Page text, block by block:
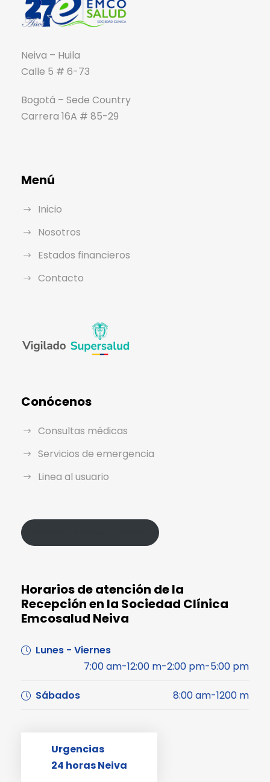
Neiva – Huila
Calle 5 # 6-73
Bogotá – Sede Country
Carrera 16A # 85-29
Menú
Inicio
Nosotros
Estados financieros
Contacto
Conócenos
Consultas médicas
Servicios de emergencia
Linea al usuario
Horarios de atención de la
Recepción en la Sociedad Clínica
Emcosalud Neiva
Lunes - Viernes
7:00 am-12:00 m-2:00 pm-5:00 pm
Sábados 8:00 am-1200 m
Urgencias
24 horas Neiva